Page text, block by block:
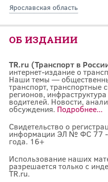
Ярославская область
ОБ ИЗДАНИИ
TR.ru (Транспорт в
интернет-издание о
Наши темы —
транспорт, транспортные
регионов,
водителей. Новости,
обсуждения. Подробнее...
Свидетельство о
информации ЭЛ № ФС 77 -
года. 16+
Использование наших
разрешается только с
TR.ru.